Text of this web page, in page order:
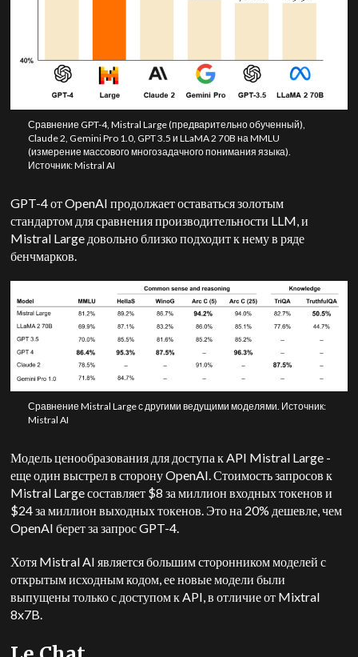
Сравнение GPT-4, Mistral Large (предварительно обученный),
Claude 2, Gemini Pro 1.0, GPT 3.5 и LLaMA 2 70B на MMLU
(измерение массового многозадачного понимания языка).
Источник: Mistral AI
GPT-4 от OpenAI продолжает оставаться золотым
стандартом для сравнения производительности LLM, и
Mistral Large довольно близко подходит к нему в ряде
бенчмарков.
Сравнение Mistral Large с другими ведущими моделями. Источник:
Mistral AI
Модель ценообразования для доступа к API Mistral Large -
еще один выстрел в сторону OpenAI. Стоимость запросов к
Mistral Large составляет $8 за миллион входных токенов и
$24 за миллион выходных токенов. Это на 20% дешевле, чем
OpenAI берет за запрос GPT-4.
Хотя Mistral AI является большим сторонником моделей с
открытым исходным кодом, ее новые модели были
выпущены только с доступом к API, в отличие от Mixtral
8x7B.